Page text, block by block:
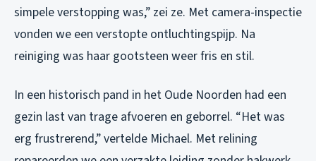
simpele verstopping was,” zei ze. Met camera-inspectie
vonden we een verstopte ontluchtingspijp. Na
reiniging was haar gootsteen weer fris en stil.
In een historisch pand in het Oude Noorden had een
gezin last van trage afvoeren en geborrel. “Het was
erg frustrerend,” vertelde Michael. Met relining